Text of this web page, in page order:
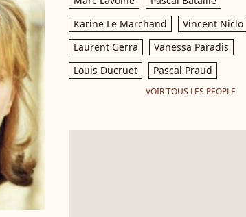
Karine Le Marchand
Vincent Niclo
Laurent Gerra
Vanessa Paradis
Louis Ducruet
Pascal Praud
VOIR TOUS LES PEOPLE